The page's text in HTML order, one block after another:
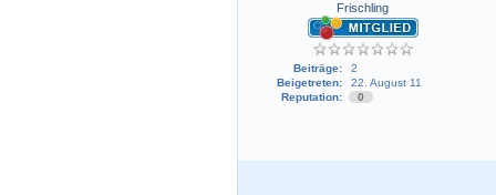
Frischling
Beiträge:
2
Beigetreten:
22. August 11
Reputation:
0